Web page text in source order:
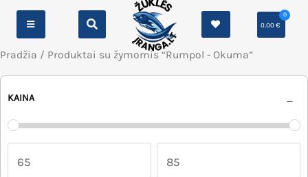
0,00€
0
Pradžia / Produktai su žymomis “Rumpol - Okuma”
KAINA